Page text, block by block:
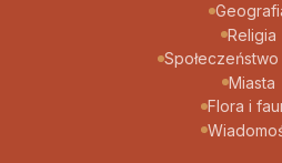
Religia
Miasta
Flora i